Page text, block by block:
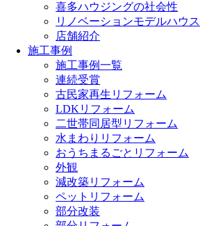
喜多ハウジングの社会性
リノベーションモデルハウス
店舗紹介
施工事例
施工事例一覧
連続受賞
古民家再生リフォーム
LDKリフォーム
二世帯同居型リフォーム
水まわりリフォーム
おうちまるごとリフォーム
外観
減改築リフォーム
ペットリフォーム
部分改装